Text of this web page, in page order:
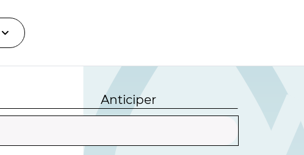
Anticiper